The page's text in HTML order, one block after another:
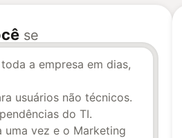
se
a empresa em dias,
usuários não técnicos.
do TI.
uma vez e o Marketing